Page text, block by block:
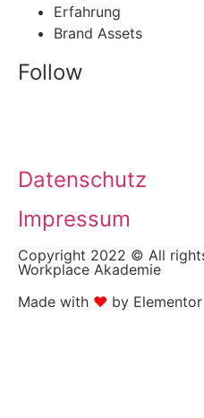
Erfahrung
Brand Assets
Follow
Datenschutz
Impressum
Copyright 2022 © All
Workplace Akademie
Made with ❤ by Elementor​​